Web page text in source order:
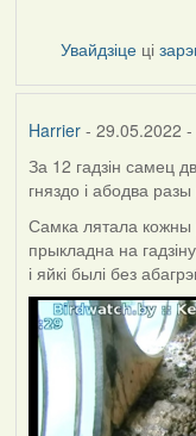
Увайдзіце ці
Harrier- 29.05.2022 -
За 12 гадзін самец
гняздо і абодва
Самка лятала
прыкладна на
і яйкі былі без